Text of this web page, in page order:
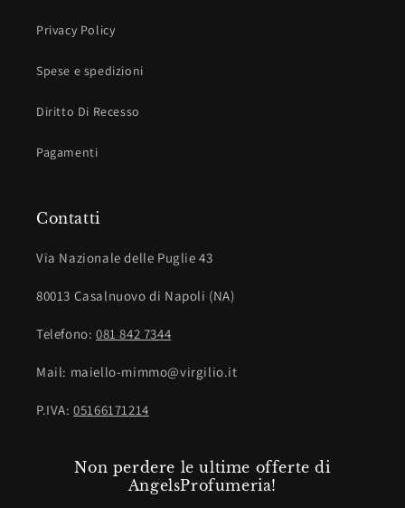
Privacy Policy
Spese e spedizioni
Diritto Di Recesso
Pagamenti
Contatti
Via Nazionale delle Puglie 43
80013 Casalnuovo di Napoli (NA)
Telefono: 081 842 7344
Mail: maiello-mimmo@virgilio.it
P.IVA:05166171214
Non perdere le ultime offerte di
AngelsProfumeria!